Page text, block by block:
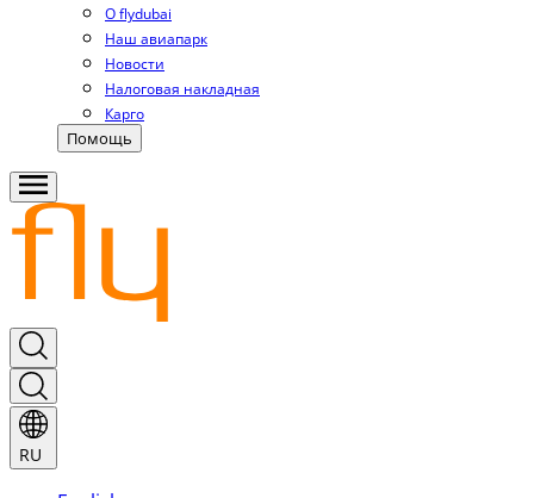
О flydubai
Наш авиапарк
Новости
Налоговая накладная
Карго
Помощь
RU